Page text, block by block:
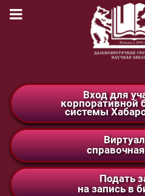
Вход для
корпоративной
системы
Подать
на запись в